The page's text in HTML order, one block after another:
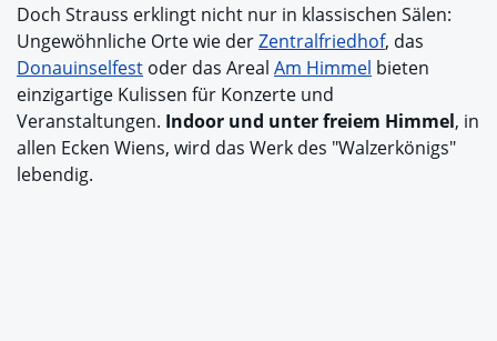
Doch Strauss erklingt nicht nur in klassischen Sälen:
Ungewöhnliche Orte wie derZentralfriedhof, das
Donauinselfest oder das Areal Am Himmel bieten
einzigartige Kulissen für Konzerte und
Veranstaltungen. Indoor und unter freiem Himmel, in
allen Ecken Wiens, wird das Werk des "Walzerkönigs"
lebendig.